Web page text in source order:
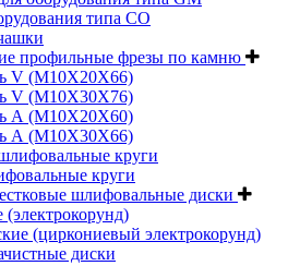
типа СО
профильные фрезы по камню
V (M10X20X66)
V (M10X30X76)
А (М10Х20Х60)
А (М10Х30Х66)
круги
круги
шлифовальные диски
(электрокорунд)
(циркониевый электрокорунд)
диски